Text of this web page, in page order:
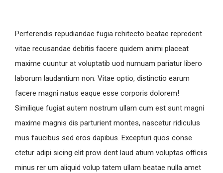
Perferendis repudiandae fugia rchitecto beatae reprederit
vitae recusandae debitis facere quidem animi placeat
maxime cuuntur at voluptatib uod numuam pariatur libero
laborum laudantium non. Vitae optio, distinctio earum
facere magni natus eaque esse corporis dolorem!
Similique fugiat autem nostrum ullam cum est sunt magni
maxime magnis dis parturient montes, nascetur ridiculus
mus faucibus sed eros dapibus. Excepturi quos conse
ctetur adipi sicing elit provi dent laud atium voluptas officiis
minus rer um aliquid volup tatem ullam beatae nulla amet